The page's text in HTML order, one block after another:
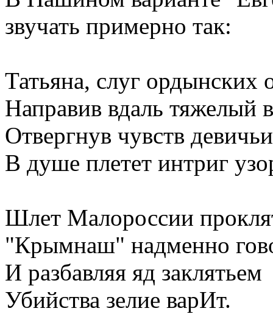
звучать примерно так:
Татьяна, слуг ордынских
Направив вдаль тяжелый
Отвергнув чувств
В душе плетет интриг
Шлет Малороссии
"Крымнаш" надменно
И разбавляя яд заклятьем
Убийства зелие варИт.